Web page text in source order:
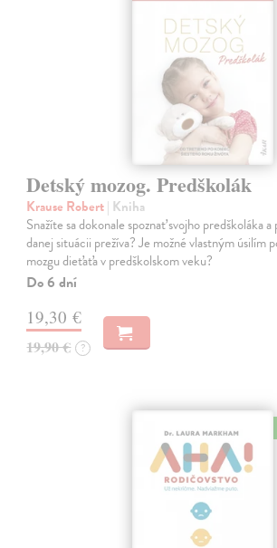
Detský mozog. Predškolák
Krause Robert| Kniha
Snažíte sa dokonale spoznať svojho predškoláka
danej situácii prežíva? Je možné vlastným úsilím
mozgu dieťaťa v predškolskom veku?
Do 6 dní
19,30 €
19,90 € ?